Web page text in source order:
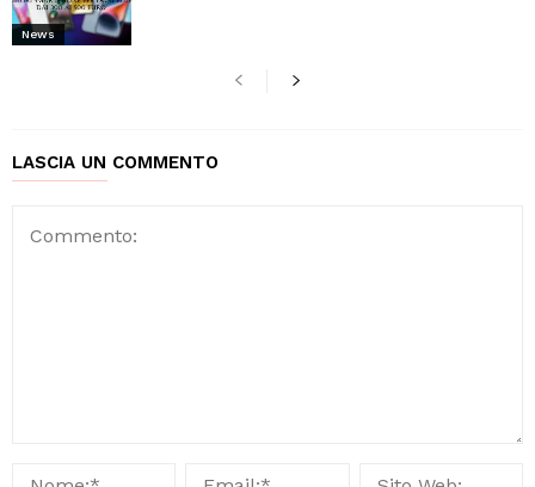
News
LASCIA UN COMMENTO